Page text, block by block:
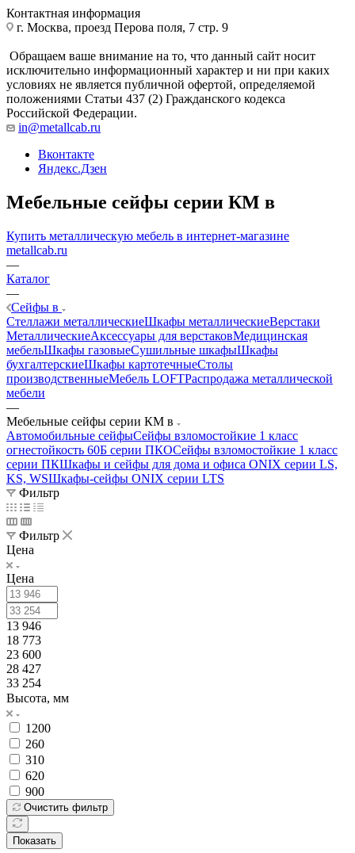
Контактная информация
г. Москва, проезд Перова поля, 7 стр. 9
Обращаем ваше внимание на то, что данный сайт носит
исключительно информационный характер и ни при каких
условиях не является публичной офертой, определяемой
положениями Статьи 437 (2) Гражданского кодекса
Российской Федерации.
in@metallcab.ru
Вконтакте
Яндекс.Дзен
Мебельные сейфы серии КМ в
Купить металлическую мебель в интернет-магазине
metallcab.ru
—
Каталог
—
Сейфы в
Стеллажи металлическиеШкафы металлическиеВерстаки
МеталлическиеАксессуары для верстаковМедицинская
мебельШкафы газовыеСушильные шкафыШкафы
бухгалтерскиеШкафы картотечныеСтолы
производственныеМебель LOFTРаспродажа металлической
мебели
—
Мебельные сейфы серии КМ в
Автомобильные сейфыСейфы взломостойкие 1 класс
огнестойкость 60Б серии ПКОСейфы взломостойкие 1 класс
серии ПКШкафы и сейфы для дома и офиса ONIX серии LS,
KS, WSШкафы-сейфы ONIX серии LTS
Фильтр
Фильтр
Цена
Цена
13 946
18 773
23 600
28 427
33 254
Высота, мм
1200
260
310
620
900
Очистить фильтр
Показать